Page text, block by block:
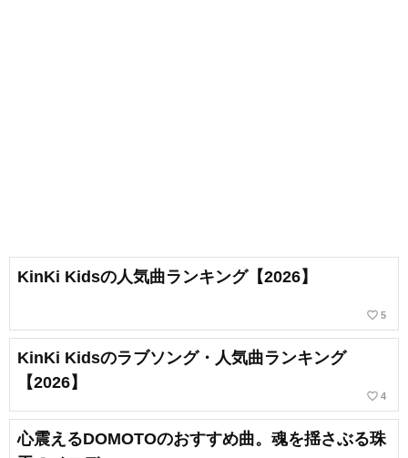
KinKi Kidsの人気曲ランキング【2026】
favorite_border 5
KinKi Kidsのラブソング・人気曲ランキング
【2026】
favorite_border 4
心震えるDOMOTOのおすすめ曲。魂を揺さぶる珠